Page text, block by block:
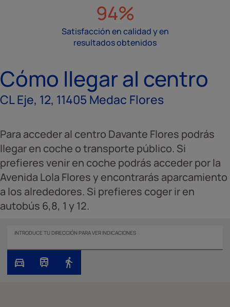
94%
Satisfacción en calidad y en
resultados obtenidos
Cómo llegar al centro
CL Eje, 12, 11405 Medac Flores
Para acceder al centro Davante Flores podrás
llegar en coche o transporte público. Si
prefieres venir en coche podrás acceder por la
Avenida Lola Flores y encontrarás aparcamiento
a los alrededores. Si prefieres coger ir en
autobús 6,8, 1 y 12.
INTRODUCE TU DIRECCIÓN PARA VER INDICACIONES